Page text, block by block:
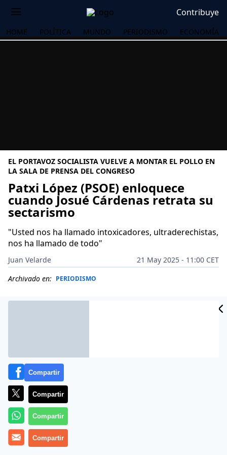
Contribuye
HOME POLÍTICA MUNDO PERIODISMO ECONOMÍA
EL PORTAVOZ SOCIALISTA VUELVE A MONTAR EL POLLO EN
LA SALA DE PRENSA DEL CONGRESO
Patxi López (PSOE) enloquece
cuando Josué Cárdenas retrata su
sectarismo
"Usted nos ha llamado intoxicadores, ultraderechistas,
nos ha llamado de todo"
Juan Velarde
21 May 2025 - 11:00 CET
Archivado en: PERIODISMO
Más información
Compartir
Compartir
Compartir
Compartir